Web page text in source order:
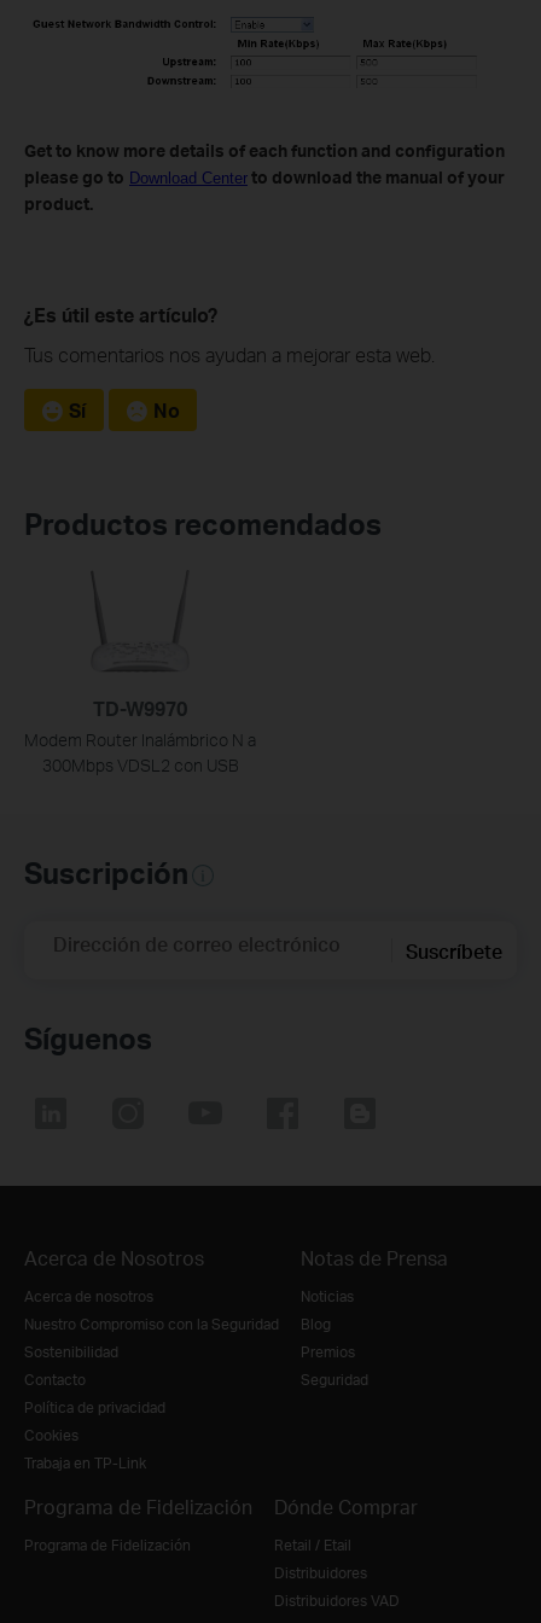
Get to know more details of each function and configuration
please go to Download Center to download the manual of your
product.
¿Es útil este artículo?
Tus comentarios nos ayudan a mejorar esta web.
Sí No
Productos recomendados
TD-W9970
Modem Router Inalámbrico N a
300Mbps VDSL2 con USB
Suscripción
Dirección de correo electrónico Suscríbete
Síguenos
Acerca de Nosotros
Acerca de nosotros
Nuestro Compromiso con la Seguridad
Sostenibilidad
Contacto
Política de privacidad
Cookies
Trabaja en TP-Link
Notas de Prensa
Noticias
Blog
Premios
Seguridad
Programa de Fidelización
Programa de Fidelización
Dónde Comprar
Retail / Etail
Distribuidores
Distribuidores VAD